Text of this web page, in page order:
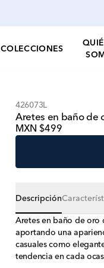
COLECCIONES
426073L
Aretes en baño de
MXN $499
Descripción
Aretes en baño de oro
aportando una
casuales como
tendencia en cada